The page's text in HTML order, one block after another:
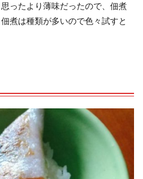
ったより薄味だったので、佃煮
煮は種類が多いので色々試すと